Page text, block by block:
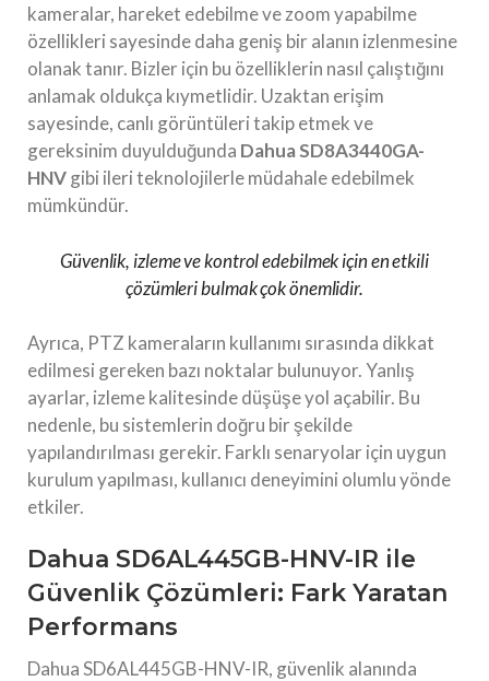
kameralar, hareket edebilme ve zoom yapabilme
özellikleri sayesinde daha geniş bir alanın izlenmesine
olanak tanır. Bizler için bu özelliklerin nasıl çalıştığını
anlamak oldukça kıymetlidir. Uzaktan erişim
sayesinde, canlı görüntüleri takip etmek ve
gereksinim duyulduğunda Dahua SD8A3440GA-
HNVgibi ileri teknolojilerle müdahale edebilmek
mümkündür.
Güvenlik, izleme ve kontrol edebilmek için en etkili
çözümleri bulmak çok önemlidir.
Ayrıca, PTZ kameraların kullanımı sırasında dikkat
edilmesi gereken bazı noktalar bulunuyor. Yanlış
ayarlar, izleme kalitesinde düşüşe yol açabilir. Bu
nedenle, bu sistemlerin doğru bir şekilde
yapılandırılması gerekir. Farklı senaryolar için uygun
kurulum yapılması, kullanıcı deneyimini olumlu yönde
etkiler.
Dahua SD6AL445GB-HNV-IR ile
Güvenlik Çözümleri: Fark Yaratan
Performans
Dahua SD6AL445GB-HNV-IR, güvenlik alanında